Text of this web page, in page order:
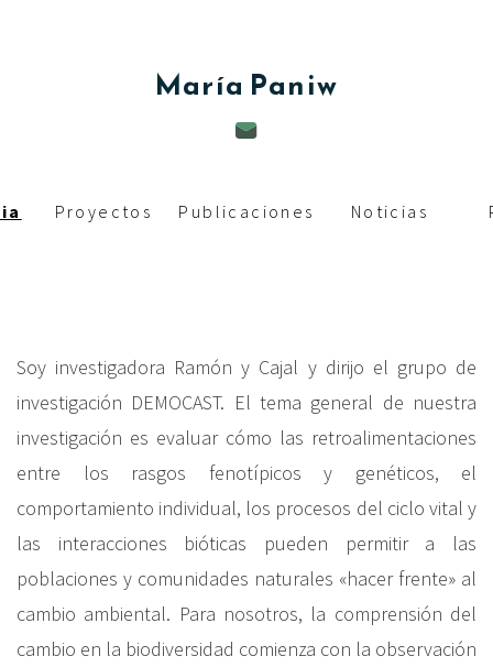
María Paniw
Proyectos Publicaciones Noticias
Soy investigadora Ramón y Cajal y dirijo el grupo de
investigación DEMOCAST. El tema general de nuestra
investigación es evaluar cómo las retroalimentaciones
entre los rasgos fenotípicos y genéticos, el
comportamiento individual, los procesos del ciclo vital y
las interacciones bióticas pueden permitir a las
poblaciones y comunidades naturales «hacer frente» al
cambio ambiental. Para nosotros, la comprensión del
cambio en la biodiversidad comienza con la observación